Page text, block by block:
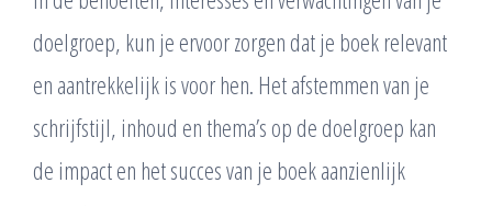
doelgroep, kun je ervoor zorgen dat je boek relevant
en aantrekkelijk is voor hen. Het afstemmen van je
schrijfstijl, inhoud en thema’s op de doelgroep kan
de impact en het succes van je boek aanzienlijk